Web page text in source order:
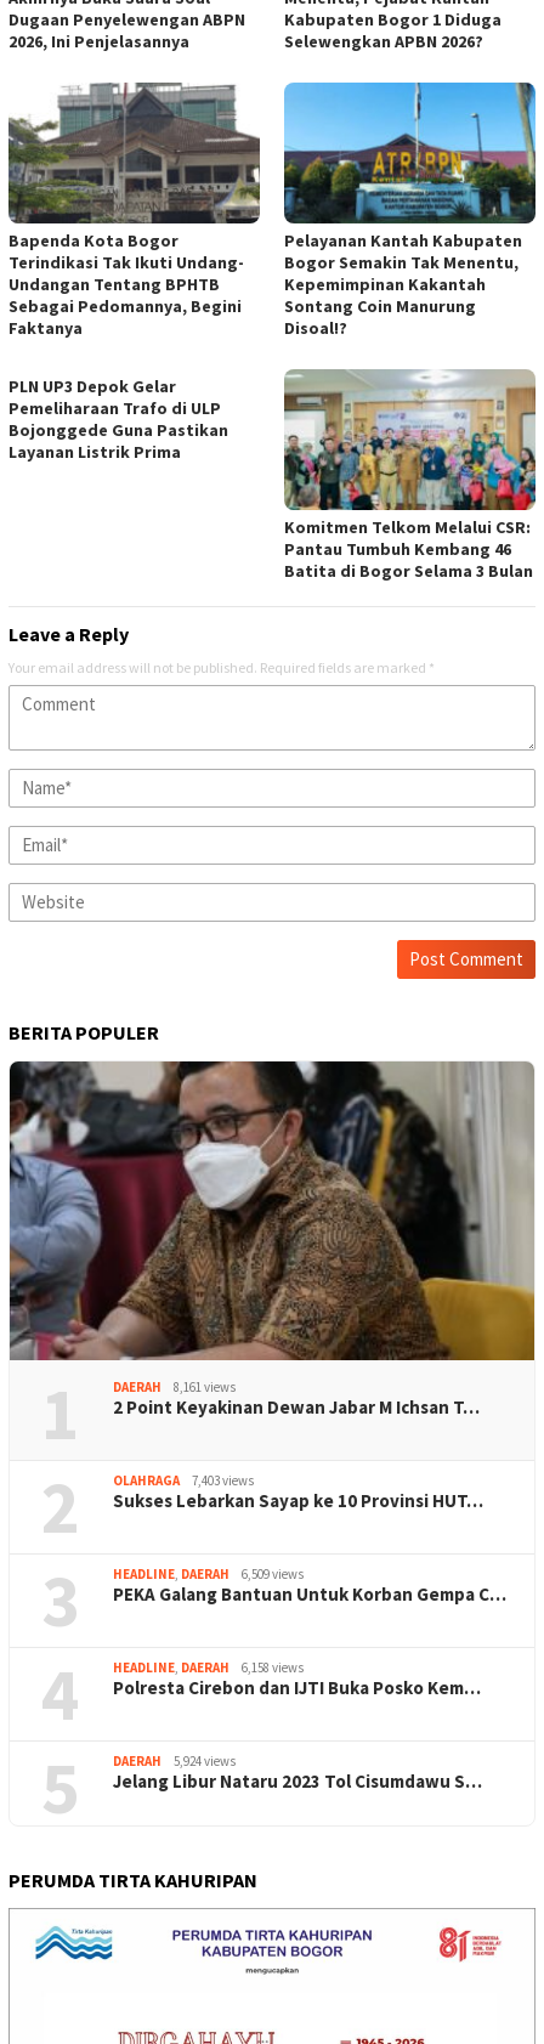
Dugaan Penyelewengan ABPN
2026, Ini Penjelasannya
Kabupaten Bogor 1 Diduga
Selewengkan APBN 2026?
Bapenda Kota Bogor
Terindikasi Tak Ikuti Undang-
Undangan Tentang BPHTB
Sebagai Pedomannya, Begini
Faktanya
Pelayanan Kantah Kabupaten
Bogor Semakin Tak Menentu,
Kepemimpinan Kakantah
Sontang Coin Manurung
Disoal!?
PLN UP3 Depok Gelar
Pemeliharaan Trafo di ULP
Bojonggede Guna Pastikan
Layanan Listrik Prima
Komitmen Telkom Melalui CSR:
Pantau Tumbuh Kembang 46
Batita di Bogor Selama 3 Bulan
Leave a Reply
Your email address will not be published. Required fields are marked *
BERITA POPULER
1 DAERAH 8,161 views
2 Point Keyakinan Dewan Jabar M Ichsan T…
2 OLAHRAGA 7,403 views
Sukses Lebarkan Sayap ke 10 Provinsi HUT…
3 HEADLINE DAERAH 6,509 views
PEKA Galang Bantuan Untuk Korban Gempa C…
4 HEADLINE DAERAH 6,158 views
Polresta Cirebon dan IJTI Buka Posko Kem…
5 DAERAH 5,924 views
Jelang Libur Nataru 2023 Tol Cisumdawu S…
PERUMDA TIRTA KAHURIPAN